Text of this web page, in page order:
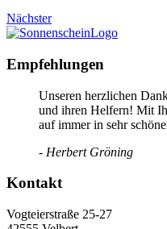
Nächster
Empfehlungen
Unseren herzlichen
und ihren Helfern! Mit
auf immer in sehr
- Herbert Gröning
Kontakt
Vogteierstraße 25-27